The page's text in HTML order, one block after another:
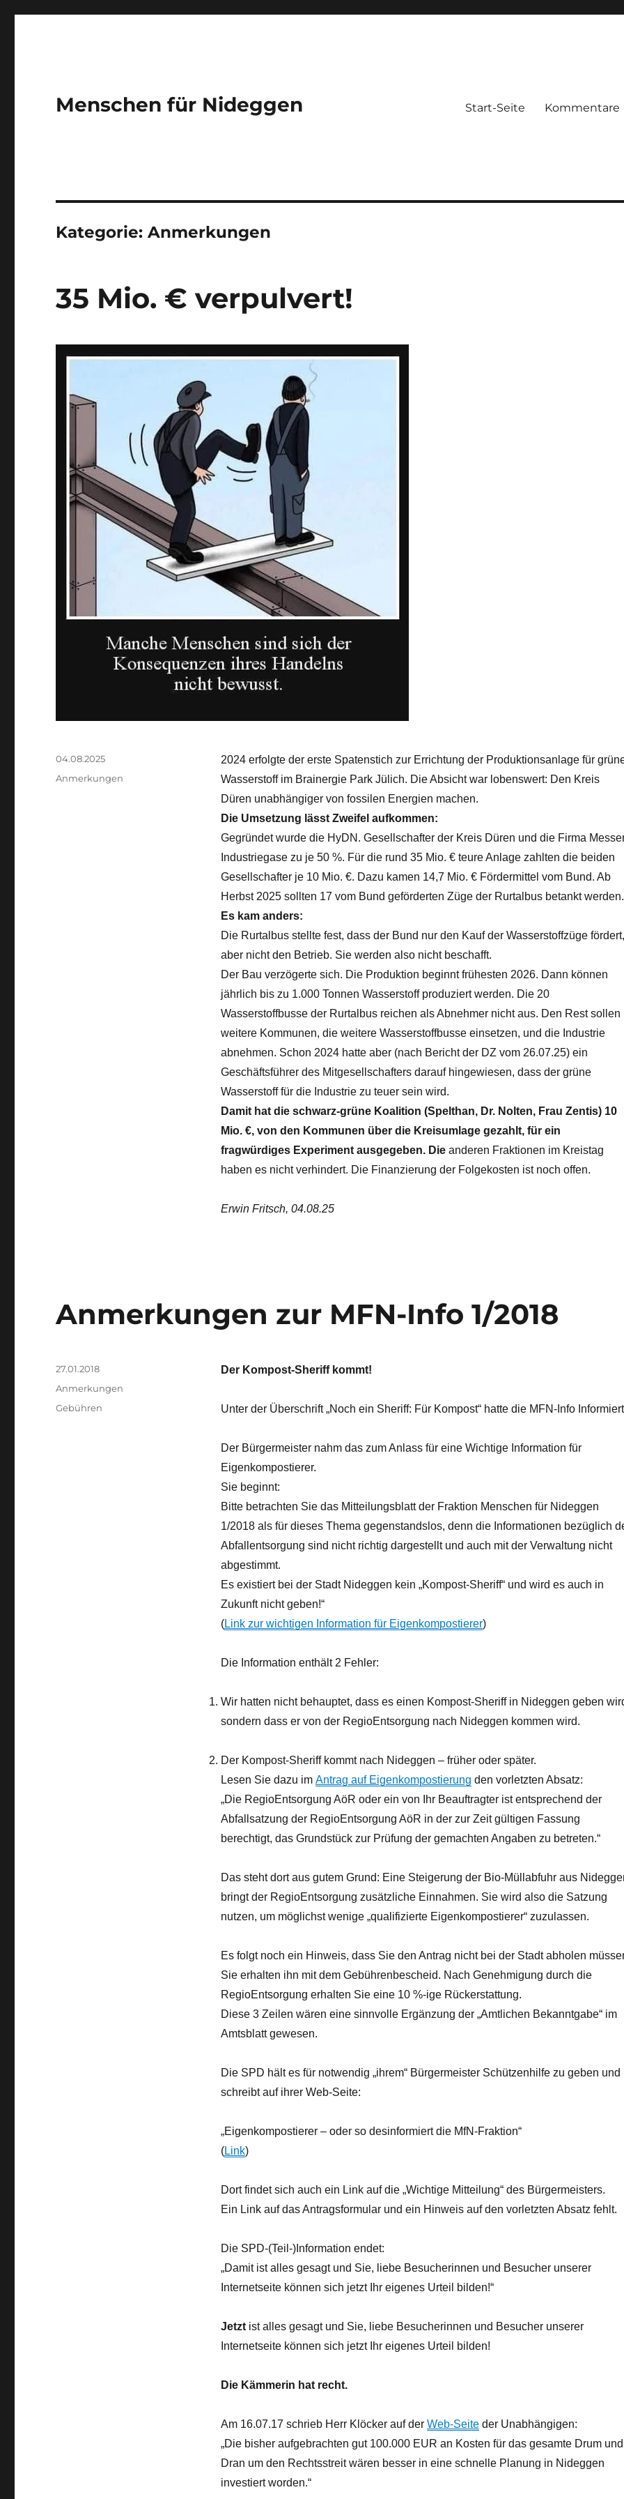
Menschen für Nideggen Start-Seite Kommentare
Kategorie:Anmerkungen
35 Mio. € verpulvert!
2024 erfolgte der erste Spatenstich zur Errichtung der Produktionsanlage für
Wasserstoff im Brainergie Park Jülich. Die Absicht war lobenswert: Den Kreis
Düren unabhängiger von fossilen Energien machen.
Die Umsetzung lässt Zweifel aufkommen:
Gegründet wurde die HyDN. Gesellschafter der Kreis Düren und die Firma
Industriegase zu je 50 %. Für die rund 35 Mio. € teure Anlage zahlten die beiden
Gesellschafter je 10 Mio. €. Dazu kamen 14,7 Mio. € Fördermittel vom Bund. Ab
Herbst 2025 sollten 17 vom Bund geförderten Züge der Rurtalbus betankt werden.
Es kam anders:
Die Rurtalbus stellte fest, dass der Bund nur den Kauf der Wasserstoffzüge fördert,
aber nicht den Betrieb. Sie werden also nicht beschafft.
Der Bau verzögerte sich. Die Produktion beginnt frühesten 2026. Dann können
jährlich bis zu 1.000 Tonnen Wasserstoff produziert werden. Die 20
Wasserstoffbusse der Rurtalbus reichen als Abnehmer nicht aus. Den Rest sollen
weitere Kommunen, die weitere Wasserstoffbusse einsetzen, und die Industrie
abnehmen. Schon 2024 hatte aber (nach Bericht der DZ vom 26.07.25) ein
Geschäftsführer des Mitgesellschafters darauf hingewiesen, dass der grüne
Wasserstoff für die Industrie zu teuer sein wird.
Damit hat die schwarz-grüne Koalition (Spelthan, Dr. Nolten, Frau Zentis) 10
Mio. €, von den Kommunen über die Kreisumlage gezahlt, für ein
fragwürdiges Experiment ausgegeben. Dieanderen Fraktionen im Kreistag
haben es nicht verhindert. Die Finanzierung der Folgekosten ist noch offen.
Erwin Fritsch, 04.08.25
Veröffentlicht
04.08.2025
Kategorien
Anmerkungen
Anmerkungen zur MFN-Info 1/2018
Der Kompost-Sheriff kommt!
Unter der Überschrift „Noch ein Sheriff: Für Kompost“ hatte die MFN-Info
Der Bürgermeister nahm das zum Anlass für eine Wichtige Information für
Eigenkompostierer.
Sie beginnt:
Bitte betrachten Sie das Mitteilungsblatt der Fraktion Menschen für Nideggen
1/2018 als für dieses Thema gegenstandslos, denn die Informationen bezüglich
Abfallentsorgung sind nicht richtig dargestellt und auch mit der Verwaltung nicht
abgestimmt.
Es existiert bei der Stadt Nideggen kein „Kompost-Sheriff“ und wird es auch in
Zukunft nicht geben!“
(Link zur wichtigen Information für Eigenkompostierer)
Die Information enthält 2 Fehler:
Wir hatten nicht behauptet, dass es einen Kompost-Sheriff in Nideggen geben
sondern dass er von der RegioEntsorgung nach Nideggen kommen wird.
Der Kompost-Sheriff kommt nach Nideggen – früher oder später.
Lesen Sie dazu im Antrag auf Eigenkompostierung den vorletzten Absatz:
„Die RegioEntsorgung AöR oder ein von Ihr Beauftragter ist entsprechend der
Abfallsatzung der RegioEntsorgung AöR in der zur Zeit gültigen Fassung
berechtigt, das Grundstück zur Prüfung der gemachten Angaben zu betreten.“
Das steht dort aus gutem Grund: Eine Steigerung der Bio-Müllabfuhr aus
bringt der RegioEntsorgung zusätzliche Einnahmen. Sie wird also die Satzung
nutzen, um möglichst wenige „qualifizierte Eigenkompostierer“ zuzulassen.
Es folgt noch ein Hinweis, dass Sie den Antrag nicht bei der Stadt abholen
Sie erhalten ihn mit dem Gebührenbescheid. Nach Genehmigung durch die
RegioEntsorgung erhalten Sie eine 10 %-ige Rückerstattung.
Diese 3 Zeilen wären eine sinnvolle Ergänzung der „Amtlichen Bekanntgabe“ im
Amtsblatt gewesen.
Die SPD hält es für notwendig „ihrem“ Bürgermeister Schützenhilfe zu geben und
schreibt auf ihrer Web-Seite:
„Eigenkompostierer – oder so desinformiert die MfN-Fraktion“
(Link)
Dort findet sich auch ein Link auf die „Wichtige Mitteilung“ des Bürgermeisters.
Ein Link auf das Antragsformular und ein Hinweis auf den vorletzten Absatz fehlt.
Die SPD-(Teil-)Information endet:
„Damit ist alles gesagt und Sie, liebe Besucherinnen und Besucher unserer
Internetseite können sich jetzt Ihr eigenes Urteil bilden!“
Jetztist alles gesagt und Sie, liebe Besucherinnen und Besucher unserer
Internetseite können sich jetzt Ihr eigenes Urteil bilden!
Die Kämmerin hat recht.
Am 16.07.17 schrieb Herr Klöcker auf der Web-Seiteder Unabhängigen:
„Die bisher aufgebrachten gut 100.000 EUR an Kosten für das gesamte Drum und
Dran um den Rechtsstreit wären besser in eine schnelle Planung in Nideggen
investiert worden.“
Veröffentlicht
27.01.2018
Kategorien
Anmerkungen
Schlagwörter
Gebühren